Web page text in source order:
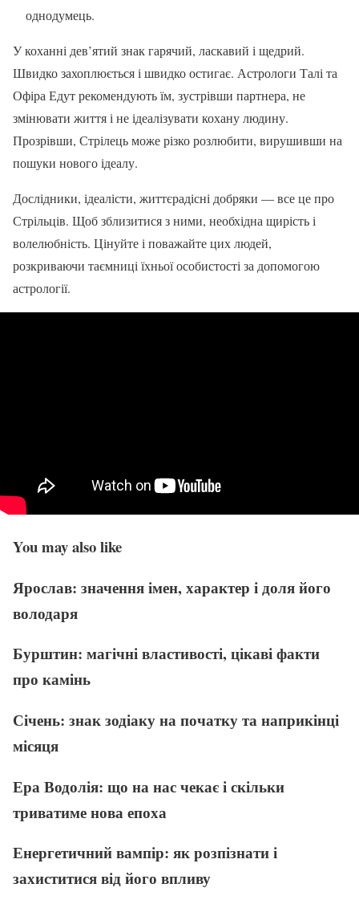
однодумець.
У коханні дев’ятий знак гарячий, ласкавий і щедрий.
Швидко захоплюється і швидко остигає. Астрологи Талі та
Офіра Едут рекомендують їм, зустрівши партнера, не
змінювати життя і не ідеалізувати кохану людину.
Прозрівши, Стрілець може різко розлюбити, вирушивши на
пошуки нового ідеалу.
Дослідники, ідеалісти, життєрадісні добряки — все це про
Стрільців. Щоб зблизитися з ними, необхідна щирість і
волелюбність. Цінуйте і поважайте цих людей,
розкриваючи таємниці їхньої особистості за допомогою
астрології.
You may also like
Ярослав: значення імен, характер і доля його
володаря
Бурштин: магічні властивості, цікаві факти
про камінь
Січень: знак зодіаку на початку та наприкінці
місяця
Ера Водолія: що на нас чекає і скільки
триватиме нова епоха
Енергетичний вампір: як розпізнати і
захиститися від його впливу